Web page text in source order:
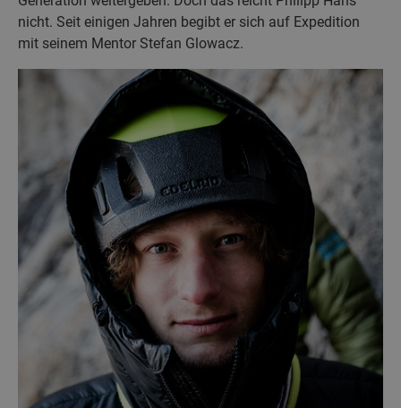
nicht. Seit einigen Jahren begibt er sich auf Expedition
mit seinem Mentor Stefan Glowacz.